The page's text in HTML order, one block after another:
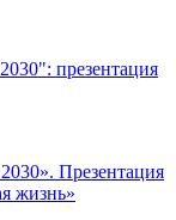
презентация
Презентация
жизнь»